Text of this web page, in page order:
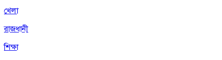
খেলা
রাজধানী
শিক্ষা